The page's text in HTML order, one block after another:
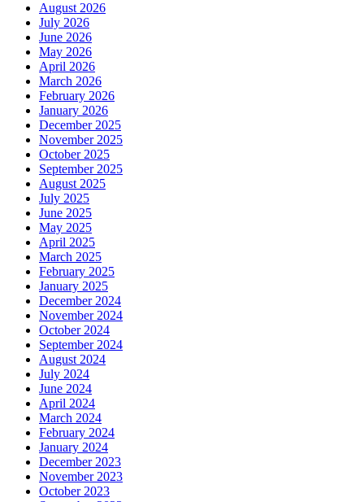
August 2026
July 2026
June 2026
May 2026
April 2026
March 2026
February 2026
January 2026
December 2025
November 2025
October 2025
September 2025
August 2025
July 2025
June 2025
May 2025
April 2025
March 2025
February 2025
January 2025
December 2024
November 2024
October 2024
September 2024
August 2024
July 2024
June 2024
April 2024
March 2024
February 2024
January 2024
December 2023
November 2023
October 2023